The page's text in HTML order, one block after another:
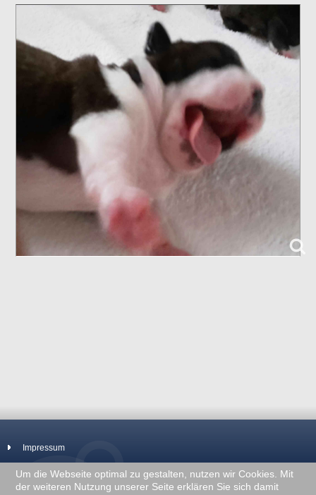
Impressum
Um die Webseite optimal zu gestalten, nutzen wir Cookies. Mit
der weiteren Nutzung unserer Seite erklären Sie sich damit